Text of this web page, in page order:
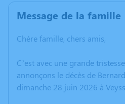
Message de la famille
Chère famille, chers amis,
C’est avec une grande
annonçons le décès de
dimanche 28 juin 2026 à